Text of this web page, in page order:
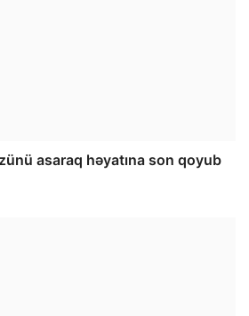
asaraq həyatına son qoyub